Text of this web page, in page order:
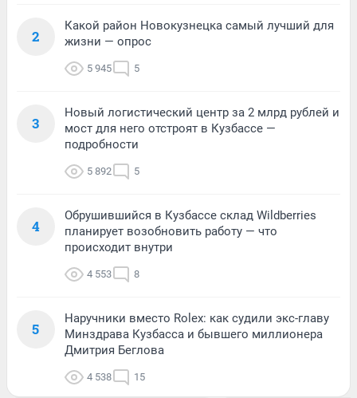
2
Какой район Новокузнецка самый лучший для
жизни — опрос
5 945 5
3
Новый логистический центр за 2 млрд рублей и
мост для него отстроят в Кузбассе —
подробности
5 892 5
4
Обрушившийся в Кузбассе склад Wildberries
планирует возобновить работу — что
происходит внутри
4 553 8
5
Наручники вместо Rolex: как судили экс-главу
Минздрава Кузбасса и бывшего миллионера
Дмитрия Беглова
4 538 15